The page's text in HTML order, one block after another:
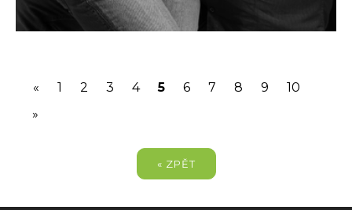
« 1 2 3 4 5(current)
6 7 8 9
10
»
« ZPĚT